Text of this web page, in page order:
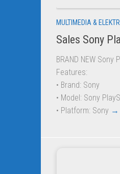
MULTIMEDIA &
Sales Sony
BRAND NEW
Features:
• Brand: Sony
• Model: Sony
• Platform: Sony →